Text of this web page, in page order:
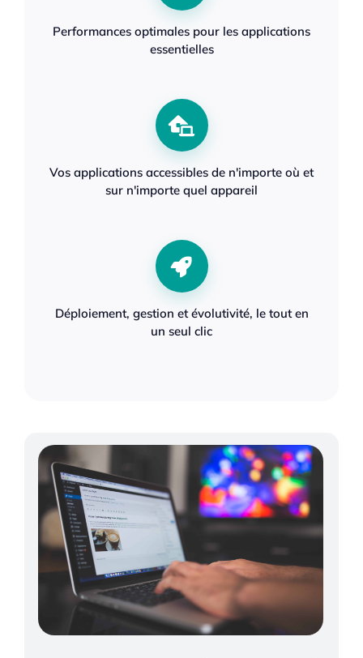
Performances optimales pour les applications
essentielles
Vos applications accessibles de n'importe où et
sur n'importe quel appareil
Déploiement, gestion et évolutivité, le tout en
un seul clic